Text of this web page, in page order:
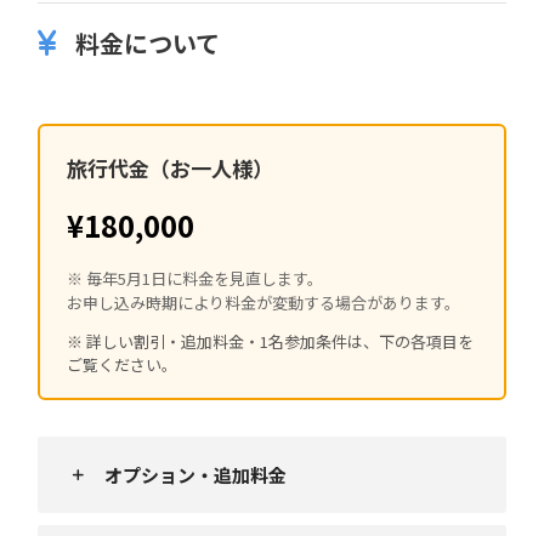
料金について
旅行代金（お一人様）
¥180,000
※ 毎年5月1日に料金を見直します。
お申し込み時期により料金が変動する場合があります。
※ 詳しい割引・追加料金・1名参加条件は、下の各項目を
ご覧ください。
オプション・追加料金